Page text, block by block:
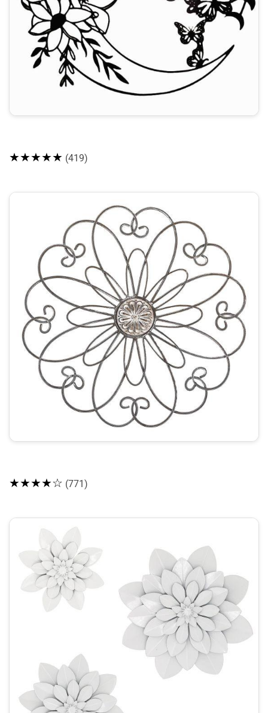
★★★★★ (419)
★★★★☆ (771)